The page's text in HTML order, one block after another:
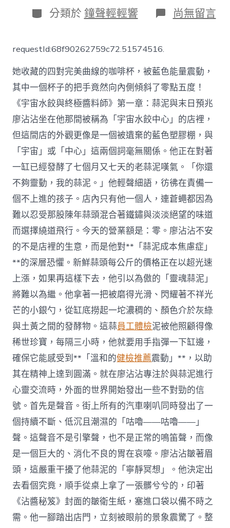
日
期
分
類
分類於 鐘聲輕輕響 在
〈新
月
第
三
次
參
與
聯
合
國
人
權
理
秀
傳
醫
院
勞
檢
事
會
廣
泛
按
期
審
議〉
中
尚無留言
requestId:68f90262759c72.51574516.
她收藏的四對完美曲線的咖啡杯，被藍色能量震動，
其中一個杯子的把手竟然向內側傾斜了零點五度！
《宇宙水餃與終極醬料師》第一章：蒜泥與末日預兆
廖沾沾坐在他那間被稱為「宇宙水餃中心」的店裡，
但這間店的外觀更像是一個被遺棄的藍色塑膠棚，與
「宇宙」或「中心」這兩個詞毫無關係。他正在對著
一缸已經發酵了七個月又七天的老蒜泥嘆氣。「你還
不夠靈動，我的蒜泥。」他輕聲細語，彷彿在責備一
個不上進的孩子。店內只有他一個人，連蒼蠅都因為
難以忍受那股陳年蒜頭混合著鐵鏽與淡淡絕望的味道
而選擇繞道飛行。今天的營業額是：零。廖沾沾不安
的不是店裡的生意，而是他對**「蒜泥成本焦慮症」
**的深層恐懼。新鮮蒜頭每公斤的價格正在以超光速
上漲，如果再這樣下去，他引以為傲的「靈魂蒜泥」
將難以為繼。他拿著一把被磨得光滑、閃耀著不祥光
芒的小銀勺，從缸底撈起一坨濃稠的、顏色介於灰綠
與土黃之間的發酵物。這蒜員工體檢泥被他照顧得像
稀世珍寶，每隔三小時，他就要用手指彈一下缸邊，
確保它能感受到**「溫和的健檢推薦震動」**，以助
其在精神上達到圓滿。就在廖沾沾專注於與蒜泥進行
心靈交流時，外面的世界開始發出一些不對勁的信
號。首先是聲音。街上所有的汽車喇叭同時發出了一
個持續不斷、低沉且潮濕的「咕嚕——咕嚕——」
聲。這聲音不是引擎聲，也不是正常的鳴笛聲，而像
是一個巨大的、消化不良的胃在哀嚎。廖沾沾皺著眉
頭，這嚴重干擾了他蒜泥的「寧靜冥想」。他決定出
去看個究竟，順手從桌上拿了一張髒兮兮的，印著
《沾醬秘笈》封面的皺衛生紙，塞進口袋以備不時之
需。他一腳踏出店門，立刻被眼前的景象震驚了。整